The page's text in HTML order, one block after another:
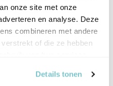
onze site met onze
en analyse. Deze
combineren met andere
of die ze hebben
Details tonen